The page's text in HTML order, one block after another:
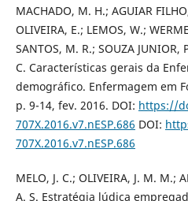
MACHADO, M. H.; AGUIAR
OLIVEIRA, E.; LEMOS, W.;
SANTOS, M. R.; SOUZA JUNIOR,
C. Características gerais da
demográfico. Enfermagem em
p. 9-14, fev. 2016. DOI: https://
707X.2016.v7.nESP.686 DOI:
707X.2016.v7.nESP.686
MELO, J. C.; OLIVEIRA, J. M. M.;
A. S. Estratégia lúdica